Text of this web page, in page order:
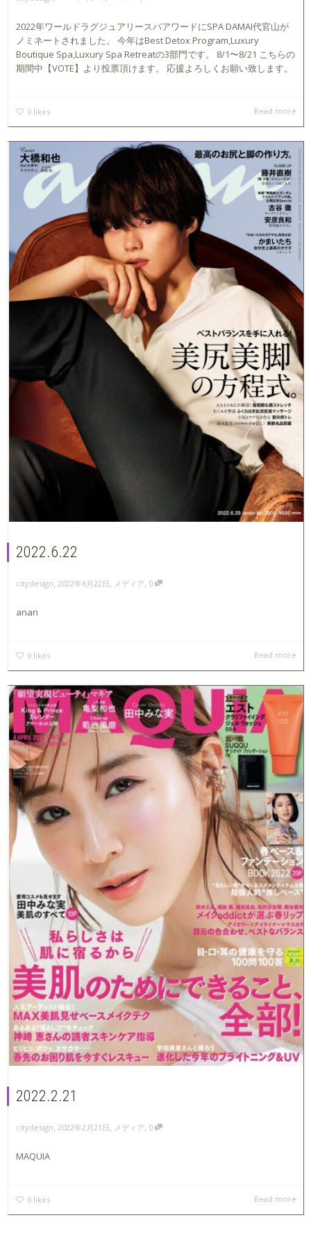
2022年ワールドラグジュアリースパアワードにSPA DAMAI代官山が
ノミネートされました。 今年はBest Detox Program,Luxury
Boutique Spa,Luxury Spa Retreatの3部門です。 8/1〜8/21 こちらの
期間中【VOTE】より投票頂けます。 応援よろしくお願い致します。
0 likes Read more
2022.6.22
citydesign, 2022年6月22日 , メディア, 0
anan
0 likes Read more
2022.2.21
citydesign, 2022年2月21日 , メディア, 0
MAQUIA
0 likes Read more